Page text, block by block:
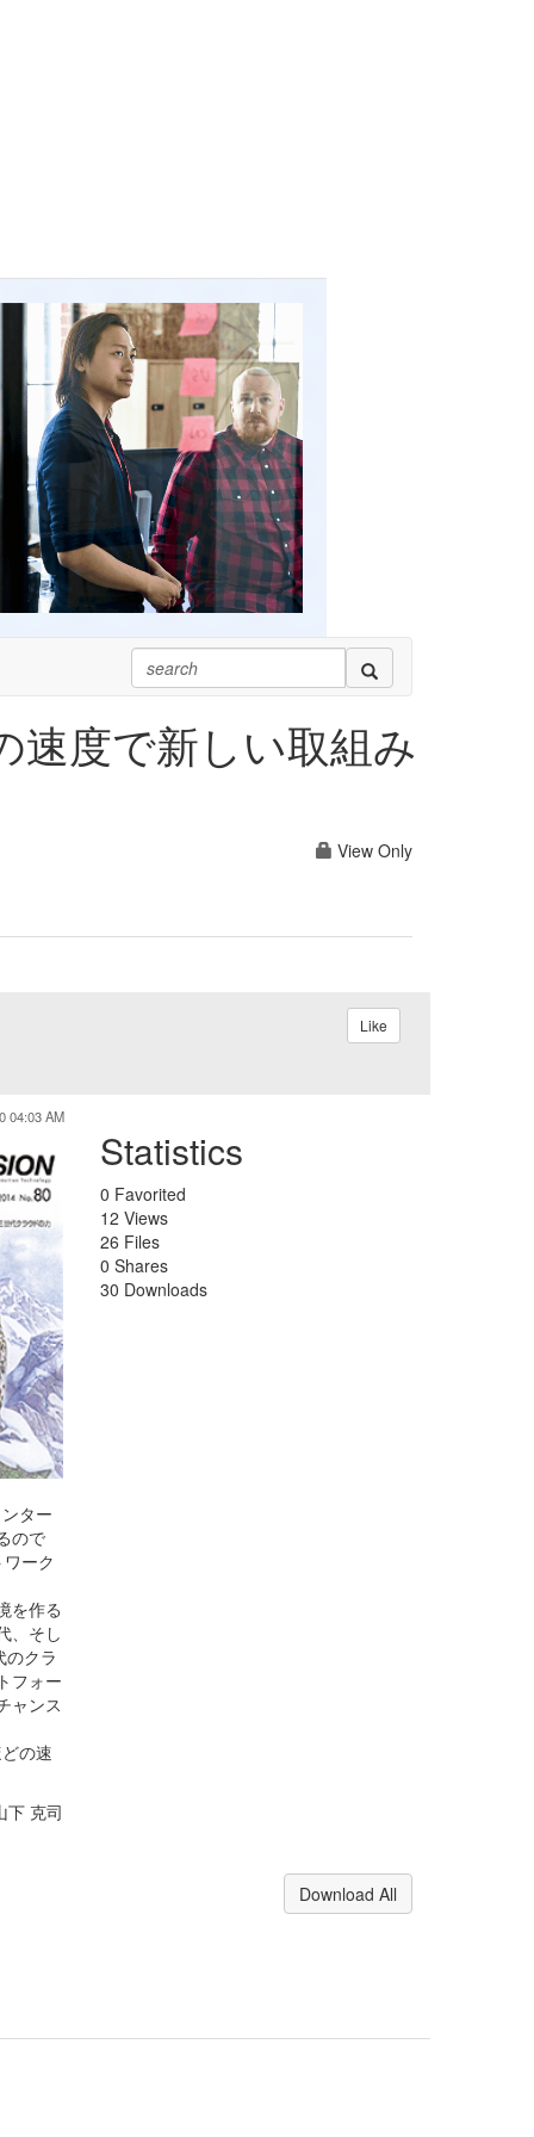
速度で新しい取組み
View Only
Like
04:03 AM
ター
ので
ーク
を作る
、そし
のクラ
フォー
ャンス
の速
下 克司
Statistics
0 Favorited
12 Views
26 Files
0 Shares
30 Downloads
Download All